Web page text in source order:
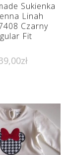
Sukienka
Linah
Czarny
Fit
zł